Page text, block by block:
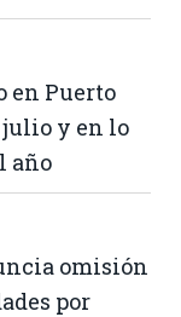
en Puerto
y en lo
año
omisión
por